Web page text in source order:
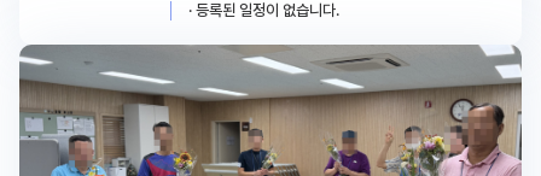
· 등록된 일정이 없습니다.